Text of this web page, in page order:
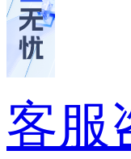
客服